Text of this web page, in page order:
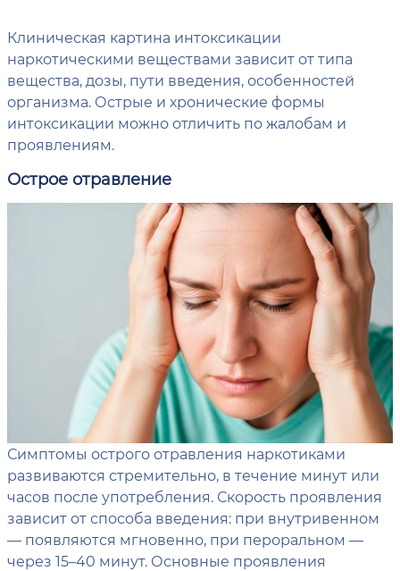
Клиническая картина интоксикации
наркотическими веществами зависит от типа
вещества, дозы, пути введения, особенностей
организма. Острые и хронические формы
интоксикации можно отличить по жалобам и
проявлениям.
Острое отравление
Симптомы острого отравления наркотиками
развиваются стремительно, в течение минут или
часов после употребления. Скорость проявления
зависит от способа введения: при внутривенном
— появляются мгновенно, при пероральном —
через 15–40 минут. Основные проявления